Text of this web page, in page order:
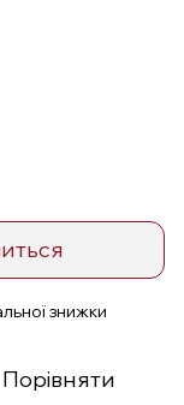
знижки
Порівняти